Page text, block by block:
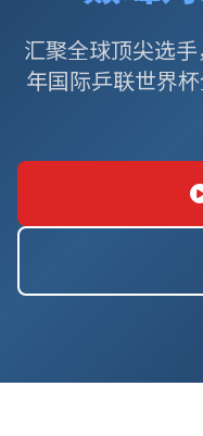
汇聚全球顶尖选
年国际乒联世界